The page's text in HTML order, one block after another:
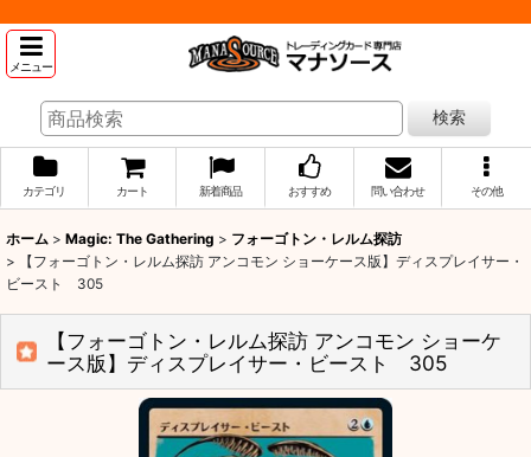
メニュー
検索
カテゴリ カート 新着商品 おすすめ 問い合わせ その他
ホーム > Magic: The Gathering > フォーゴトン・レルム探訪
>
【フォーゴトン・レルム探訪 アンコモン ショーケース版】ディスプレイサー・
ビースト 305
【フォーゴトン・レルム探訪 アンコモン ショーケ
ース版】ディスプレイサー・ビースト 305